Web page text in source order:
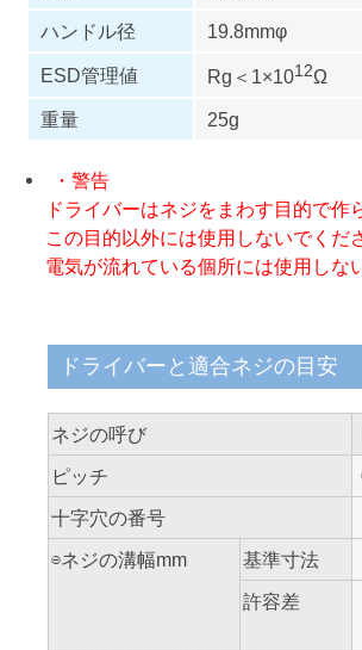
ハンドル径
19.8mmφ
ESD管理値 Rg＜1×1012Ω
重量
25g
・警告
ドライバーはネジをまわす目的で作
この目的以外には使用しないでくだ
電気が流れている個所には使用しな
ドライバーと適合ネジの目安
ネジの呼び
ピッチ
十字穴の番号
⊖ネジの溝幅mm
基準寸法
許容差